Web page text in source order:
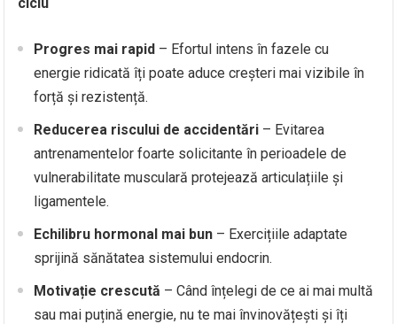
Progres mai rapid – Efortul intens în fazele cu
energie ridicată îți poate aduce creșteri mai vizibile în
forță și rezistență.
Reducerea riscului de accidentări – Evitarea
antrenamentelor foarte solicitante în perioadele de
vulnerabilitate musculară protejează articulațiile și
ligamentele.
Echilibru hormonal mai bun – Exercițiile adaptate
sprijină sănătatea sistemului endocrin.
Motivație crescută – Când înțelegi de ce ai mai multă
sau mai puțină energie, nu te mai învinovățești și îți